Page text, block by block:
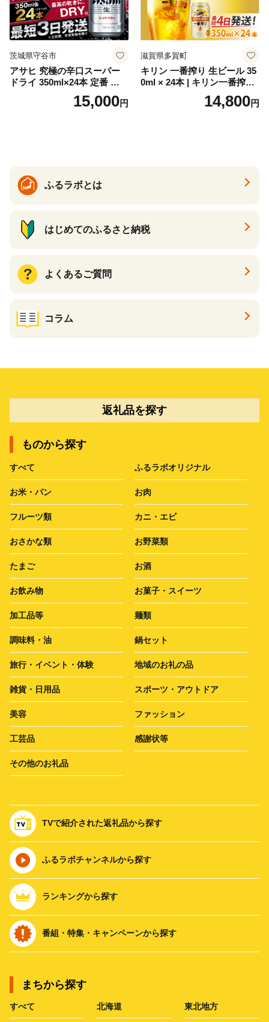
茨城県守谷市
アサヒ 究極の辛口スーパー
ドライ 350ml×24本 定番 ビー
ル 缶ビール 酒 お酒 アルコー
15,000円
滋賀県多賀町
キリン 一番搾り 生ビール 35
0ml × 24本 | キリン一番搾り
キリンビール 一番搾り ビー
ル 24缶 きりんいちばんしぼ
14,800円
ふるラボとは
はじめてのふるさと納税
よくあるご質問
コラム
返礼品を探す
ものから探す
すべて ふるラボオリジナル
お米・パン お肉
フルーツ類 カニ・エビ
おさかな類 お野菜類
たまご お酒
お飲み物 お菓子・スイーツ
加工品等 麺類
調味料・油 鍋セット
旅行・イベント・体験 地域のお礼の品
雑貨・日用品 スポーツ・アウトドア
美容 ファッション
工芸品 感謝状等
その他のお礼品
TVで紹介された返礼品から探す
ふるラボチャンネルから探す
ランキングから探す
番組・特集・キャンペーンから探す
まちから探す
すべて 北海道 東北地方